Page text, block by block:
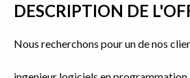
DESCRIPTION DE
Nous recherchons pour un de nos